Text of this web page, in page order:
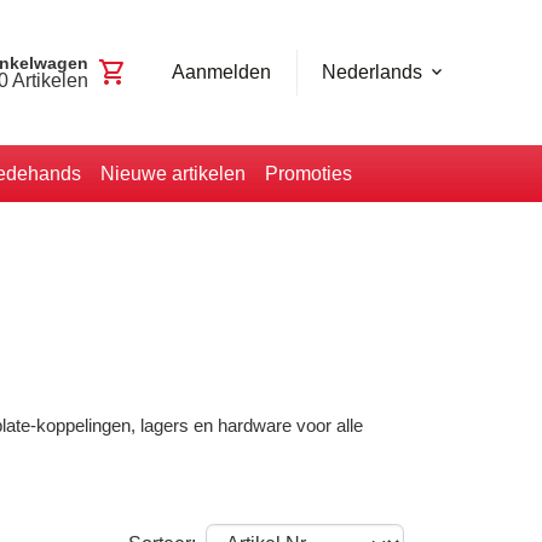
Artikelen shopping_cart Aanmelden Nederlands
Nieuwe artikelen Promoties
koppelingen, lagers en hardware voor alle